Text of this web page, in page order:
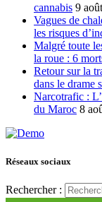
cannabis 9
Vagues de
les risques
Malgré toute
la roue : 6
Retour sur la
dans le drame
Narcotrafic :
du Maroc 8
Réseaux sociaux
Rechercher :